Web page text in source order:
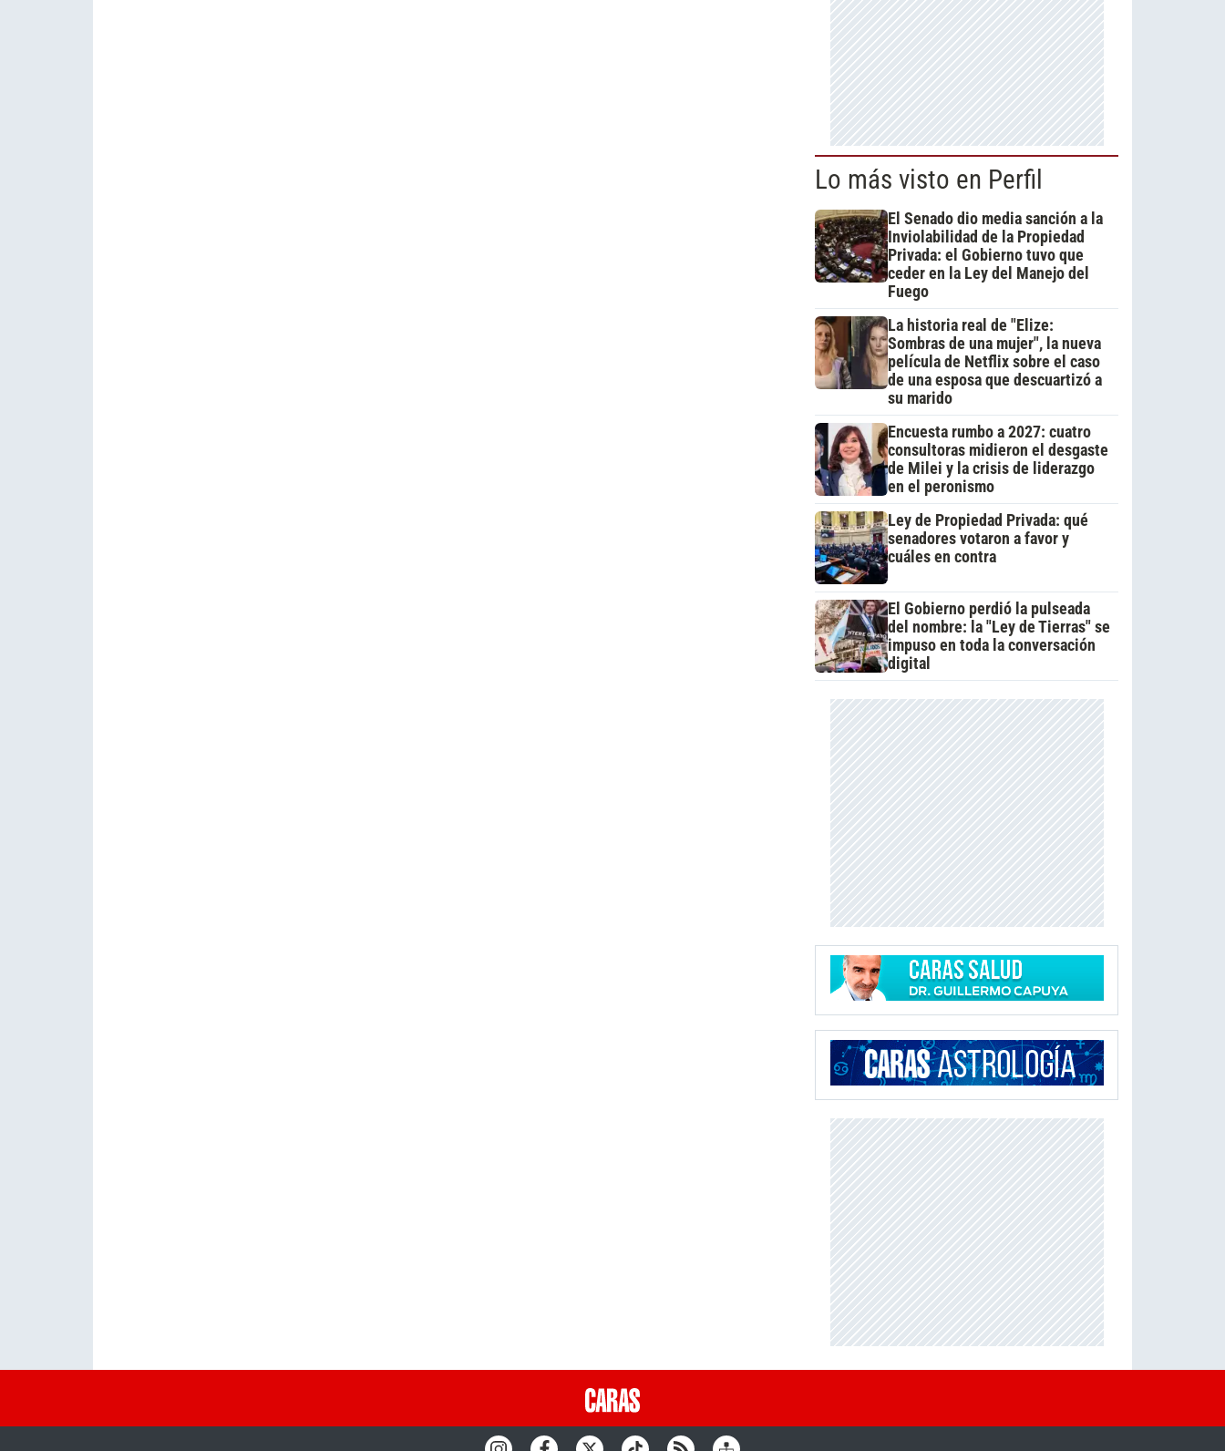
Lo más visto en Perfil
El Senado dio media sanción a la
Inviolabilidad de la Propiedad
Privada: el Gobierno tuvo que
ceder en la Ley del Manejo del
Fuego
La historia real de "Elize:
Sombras de una mujer", la nueva
película de Netflix sobre el caso
de una esposa que descuartizó a
su marido
Encuesta rumbo a 2027: cuatro
consultoras midieron el desgaste
de Milei y la crisis de liderazgo
en el peronismo
Ley de Propiedad Privada: qué
senadores votaron a favor y
cuáles en contra
El Gobierno perdió la pulseada
del nombre: la "Ley de Tierras" se
impuso en toda la conversación
digital